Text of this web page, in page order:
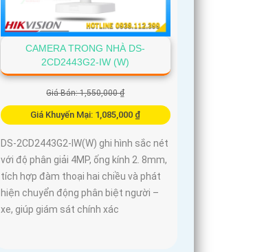
CAMERA TRONG NHÀ DS-
2CD2443G2-IW (W)
Giá Bán: 1,550,000 ₫
Giá Khuyến Mại: 1,085,000 ₫
DS-2CD2443G2-IW(W) ghi hình sắc nét
với độ phân giải 4MP, ống kính 2. 8mm,
tích hợp đàm thoại hai chiều và phát
hiện chuyển động phân biệt người –
xe, giúp giám sát chính xác